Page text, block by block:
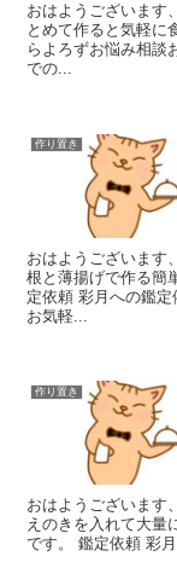
おはようございます
とめて作ると気軽に
らよろずお悩み相談
での...
作り置き
おはようございます
根と薄揚げで作る簡
定依頼 彩月への鑑定
お気軽...
作り置き
おはようございます
えのきを入れて大量
です。 鑑定依頼 彩